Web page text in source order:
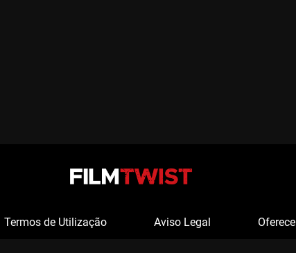
Termos de Utilização Aviso Legal